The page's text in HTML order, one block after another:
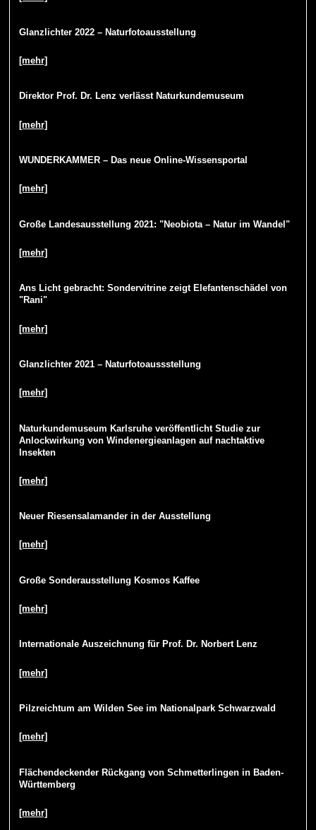
Glanzlichter 2022 – Naturfotoausstellung
[mehr]
Direktor Prof. Dr. Lenz verlässt Naturkundemuseum
[mehr]
WUNDERKAMMER – Das neue Online-Wissensportal
[mehr]
Große Landesausstellung 2021: "Neobiota – Natur im Wandel"
[mehr]
Ans Licht gebracht: Sondervitrine zeigt Elefantenschädel von
"Rani"
[mehr]
Glanzlichter 2021 – Naturfotoaussstellung
[mehr]
Naturkundemuseum Karlsruhe veröffentlicht Studie zur
Anlockwirkung von Windenergieanlagen auf nachtaktive
Insekten
[mehr]
Neuer Riesensalamander in der Ausstellung
[mehr]
Große Sonderausstellung Kosmos Kaffee
[mehr]
Internationale Auszeichnung für Prof. Dr. Norbert Lenz
[mehr]
Pilzreichtum am Wilden See im Nationalpark Schwarzwald
[mehr]
Flächendeckender Rückgang von Schmetterlingen in Baden-
Württemberg
[mehr]